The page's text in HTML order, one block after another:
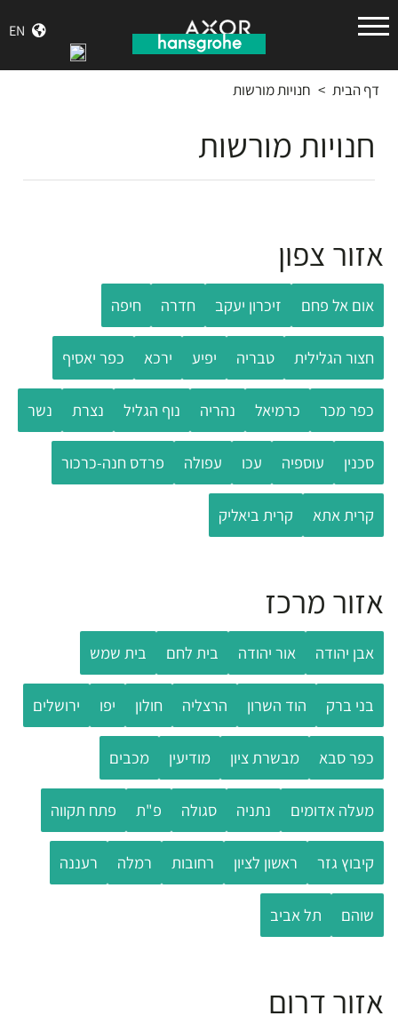
EN
גרואה
דף הבית > חנויות מורשות
חנויות מורשות
אזור צפון
אום אל פחם זיכרון יעקב חדרה חיפה
חצור הגלילית טבריה יפיע ירכא כפר יאסיף
כפר מכר כרמיאל נהריה נוף הגליל נצרת נשר
סכנין עוספיה עכו עפולה פרדס חנה-כרכור
קרית אתא קרית ביאליק
אזור מרכז
אבן יהודה אור יהודה בית לחם בית שמש
בני ברק הוד השרון הרצליה חולון יפו ירושלים
כפר סבא מבשרת ציון מודיעין מכבים
מעלה אדומים נתניה סגולה פ"ת פתח תקווה
קיבוץ גזר ראשון לציון רחובות רמלה רעננה
שוהם תל אביב
אזור דרום